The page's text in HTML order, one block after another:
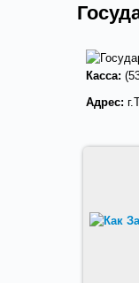
Касса:
Адрес: